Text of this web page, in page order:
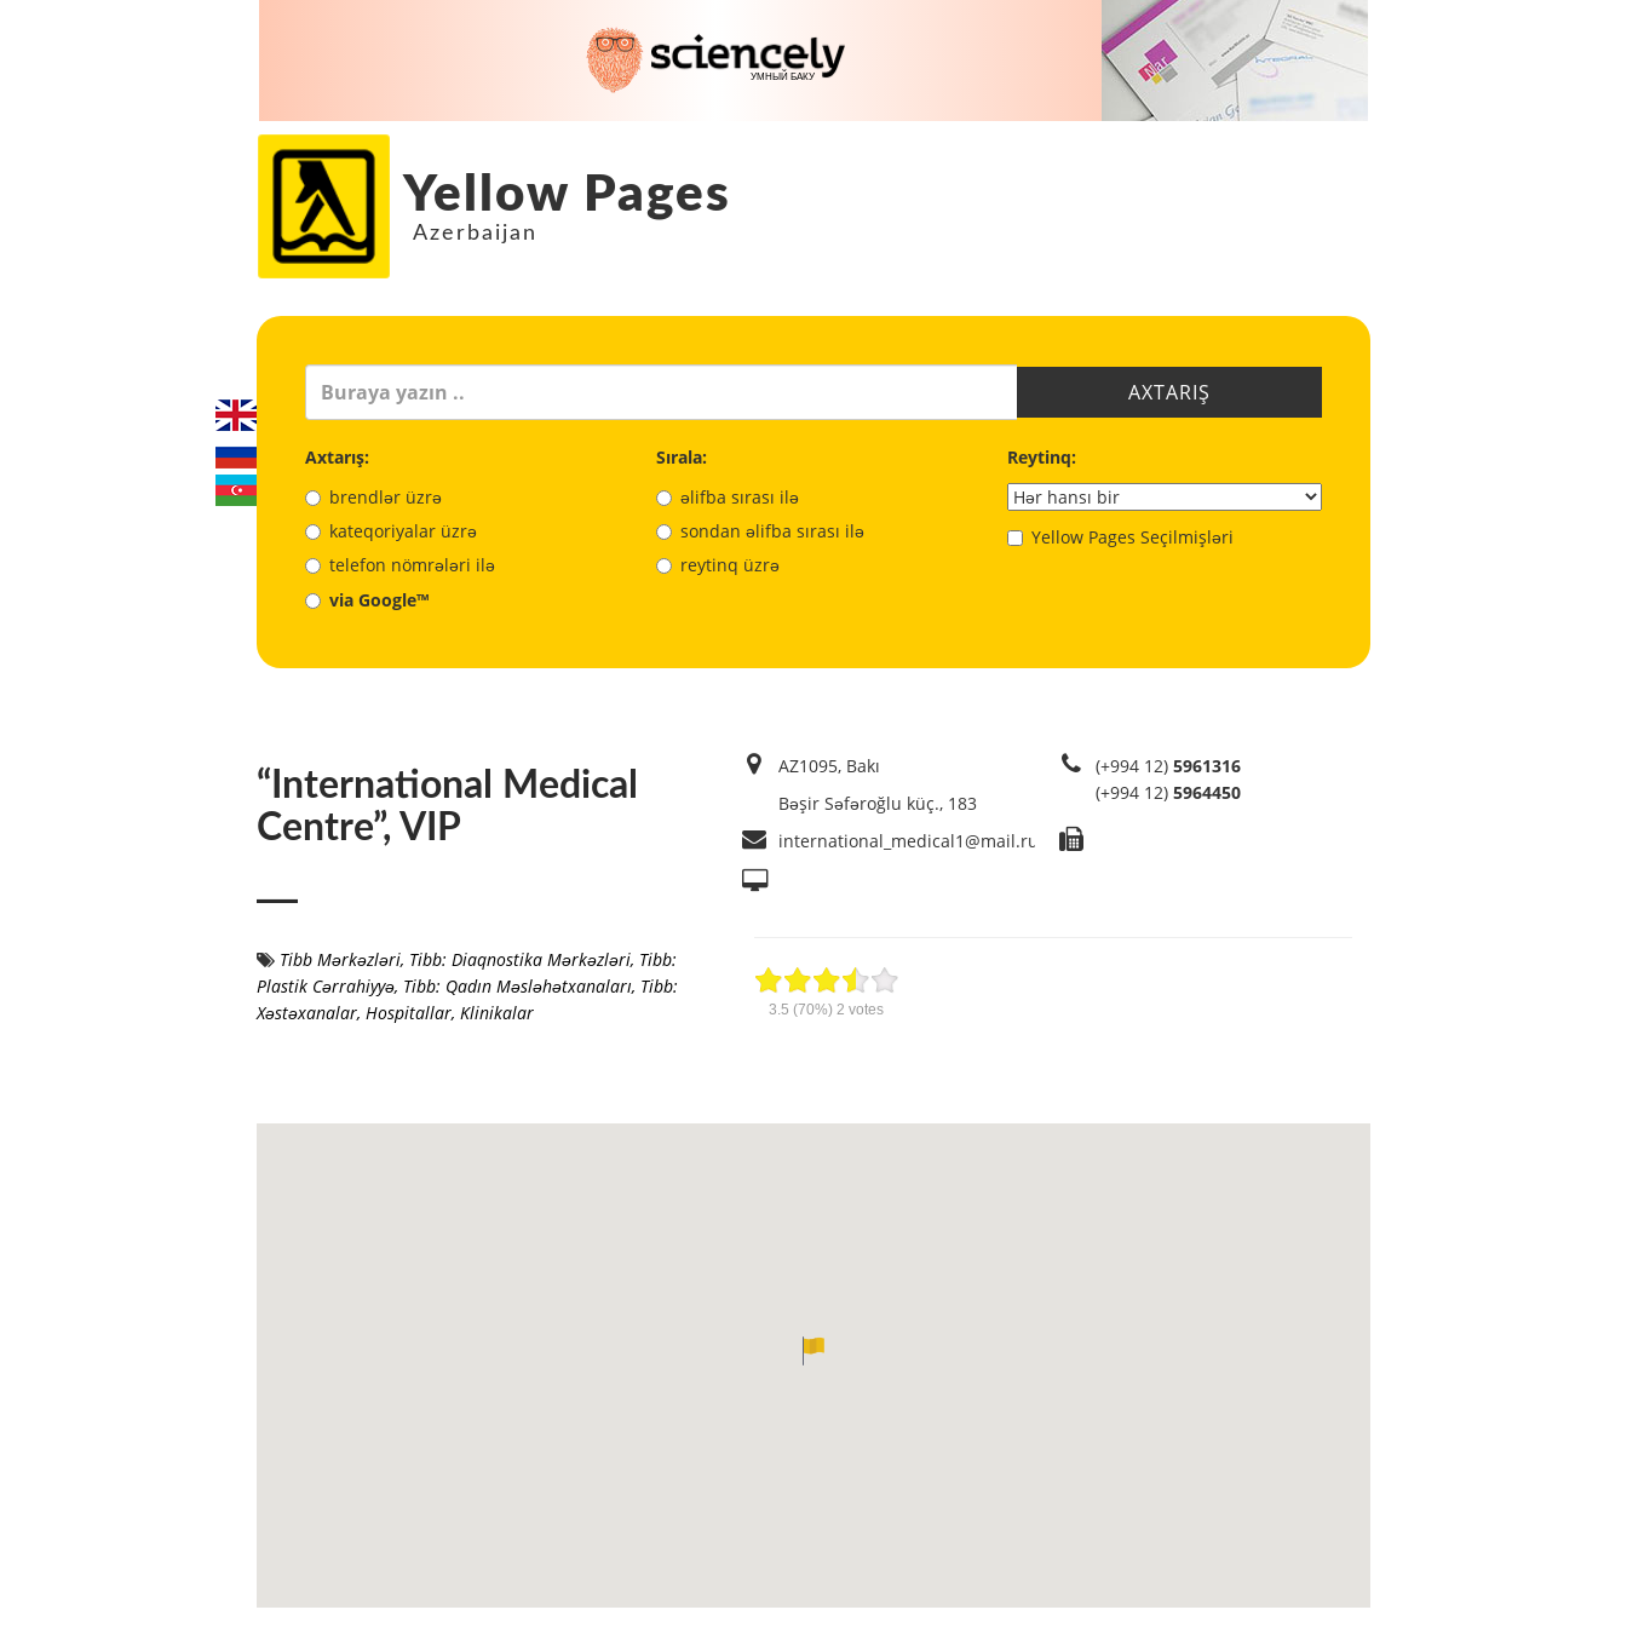
Yellow Pages
Azerbaijan
AXTARIŞ
Axtarış:
brendlər üzrə
kateqoriyalar üzrə
telefon nömrələri ilə
via Google™
Sırala:
əlifba sırası ilə
sondan əlifba sırası ilə
reytinq üzrə
Reytinq:
Yellow Pages Seçilmişləri
“International Medical
Centre”, VIP
Tibb Mərkəzləri, Tibb: Diaqnostika Mərkəzləri, Tibb:
Plastik Cərrahiyyə, Tibb: Qadın Məsləhətxanaları, Tibb:
Xəstəxanalar, Hospitallar, Klinikalar
AZ1095, Bakı
Bəşir Səfəroğlu küç., 183
(+994 12) 5961316
(+994 12) 5964450
international_medical1@mail.ru
3.5 (70%) 2 votes